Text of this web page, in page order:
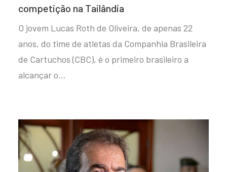
competição na Tailândia
O jovem Lucas Roth de Oliveira, de apenas 22
anos, do time de atletas da Companhia Brasileira
de Cartuchos (CBC), é o primeiro brasileiro a
alcançar o…